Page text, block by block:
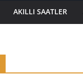
AKILLI SAATLER